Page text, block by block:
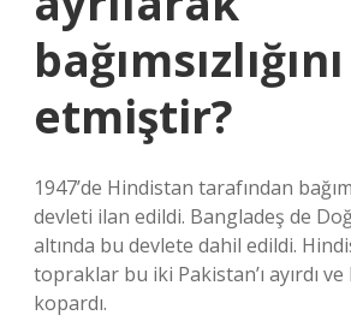
etmiştir?
1947’de Hindistan tarafından
devleti ilan edildi. Bangladeş de
altında bu devlete dahil edildi.
topraklar bu iki Pakistan’ı ayırdı ve
kopardı.